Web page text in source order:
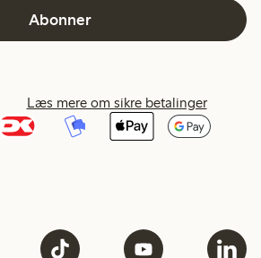
Abonner
Læs mere om sikre betalinger